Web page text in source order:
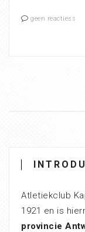
geen reactiess
Atletiekclub
1921 en is
provincie